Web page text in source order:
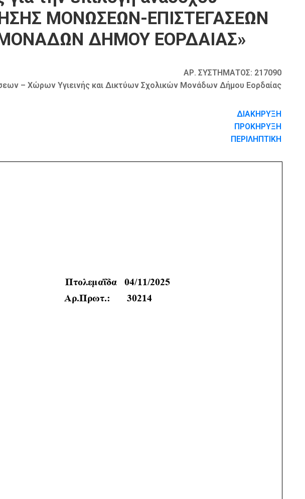
ΜΟΝΩΣΕΩΝ-ΕΠΙΣΤΕΓΑΣΕΩΝ
ΜΟΝΑΔΩΝ ΔΗΜΟΥ ΕΟΡΔΑΙΑΣ»
ΑΡ. ΣΥΣΤΗΜΑΤΟΣ: 217090
– Χώρων Υγιεινής και Δικτύων Σχολικών Μονάδων Δήμου Εορδαίας
ΔΙΑΚΗΡΥΞΗ
ΠΡΟΚΗΡΥΞΗ
ΠΕΡΙΛΗΠΤΙΚΗ